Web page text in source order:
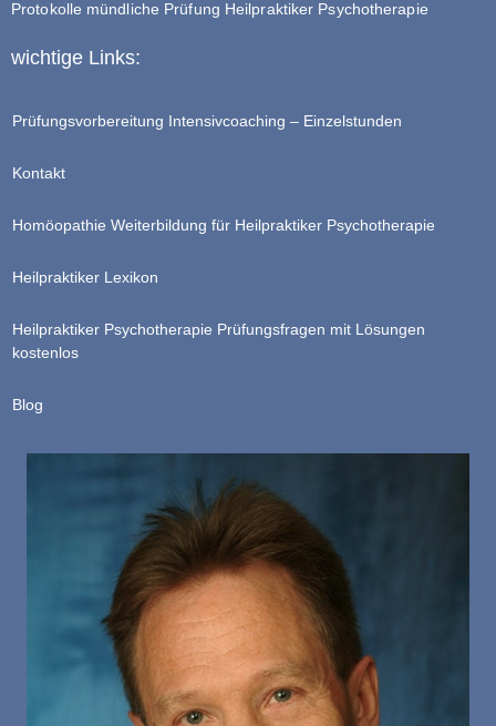
Protokolle mündliche Prüfung Heilpraktiker Psychotherapie
wichtige Links:
Prüfungsvorbereitung Intensivcoaching – Einzelstunden
Kontakt
Homöopathie Weiterbildung für Heilpraktiker Psychotherapie
Heilpraktiker Lexikon
Heilpraktiker Psychotherapie Prüfungsfragen mit Lösungen
kostenlos
Blog